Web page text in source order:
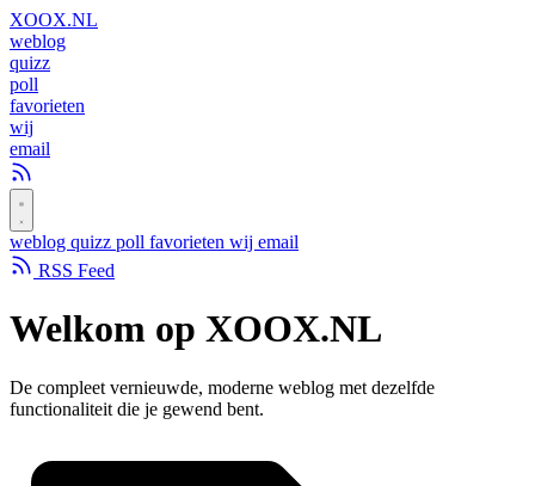
XOOX.NL
weblog
quizz
poll
favorieten
wij
email
weblog quizz poll favorieten wij email
RSS Feed
Welkom op XOOX.NL
De compleet vernieuwde, moderne weblog met dezelfde
functionaliteit die je gewend bent.